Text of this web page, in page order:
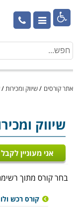

אתר קורסים /שיווק ומכירות/
שיווק
אני מעוניין
בחר קורס מתוך
קורס רכש